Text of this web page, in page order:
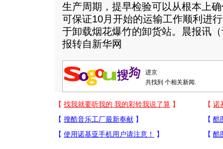
生产周期，提早检验可以从根本上
可保证10月开始的运输工作顺利进
于卸载烟花爆竹的卸货站。晨报讯
报转自新华网
共找到 个相关新闻.